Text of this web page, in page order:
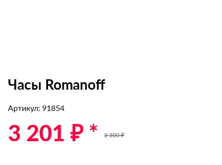
Часы Romanoff
Артикул: 91854
3 201 ₽ * 3 300 ₽